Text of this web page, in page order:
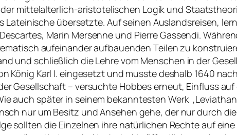
mittelalterlich-aristotelischen Logik und
Lateinische übersetzte. Auf seinen Auslandsreisen,
Marin Mersenne und Pierre Gassendi.
aufeinander aufbauenden Teilen zu
und schließlich die Lehre vom Menschen in der
König Karl I. eingesetzt und musste deshalb 1640
Gesellschaft – versuchte Hobbes erneut, Einfluss
auch später in seinem bekanntesten Werk
nur um Besitz und Ansehen gehe, der nur durch
sollten die Einzelnen ihre natürlichen Rechte auf